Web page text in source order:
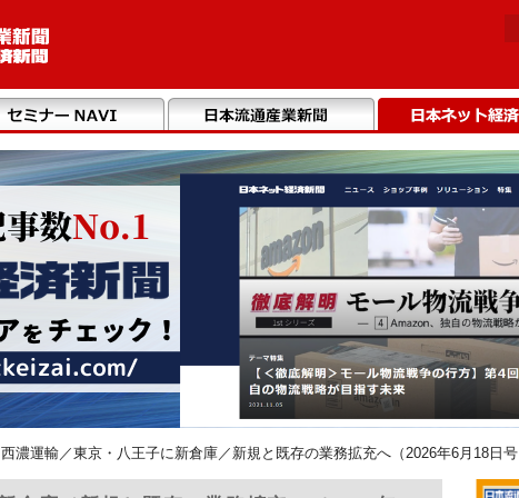
西濃運輸／東京・八王子に新倉庫／新規と既存の業務拡充へ（2026年6月18日